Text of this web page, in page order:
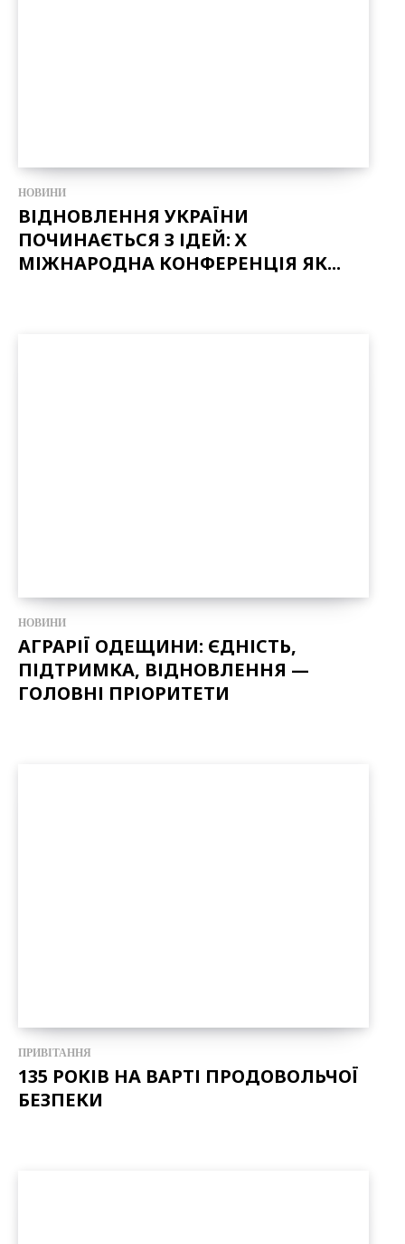
НОВИНИ
ВІДНОВЛЕННЯ УКРАЇНИ
ПОЧИНАЄТЬСЯ З ІДЕЙ: Х
МІЖНАРОДНА КОНФЕРЕНЦІЯ ЯК...
НОВИНИ
АГРАРІЇ ОДЕЩИНИ: ЄДНІСТЬ,
ПІДТРИМКА, ВІДНОВЛЕННЯ —
ГОЛОВНІ ПРІОРИТЕТИ
ПРИВІТАННЯ
135 РОКІВ НА ВАРТІ ПРОДОВОЛЬЧОЇ
БЕЗПЕКИ